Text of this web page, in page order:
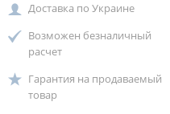
Доставка по Украине
Возможен безналичный
расчет
Гарантия на продаваемый
товар